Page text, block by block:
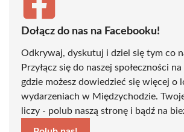
Dołącz do nas na Facebooku!
Odkrywaj, dyskutuj i dziel się tym co
Przyłącz się do naszej społeczności
gdzie możesz dowiedzieć się więcej o
wydarzeniach w Międzychodzie.
liczy - polub naszą stronę i bądź na